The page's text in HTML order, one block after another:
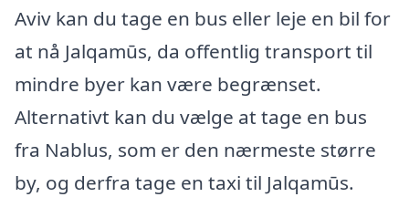
Aviv kan du tage en bus eller leje en bil for
at nå Jalqamūs, da offentlig transport til
mindre byer kan være begrænset.
Alternativt kan du vælge at tage en bus
fra Nablus, som er den nærmeste større
by, og derfra tage en taxi til Jalqamūs.